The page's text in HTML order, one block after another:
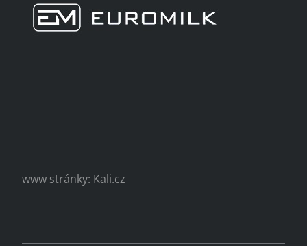
www stránky: Kali.cz